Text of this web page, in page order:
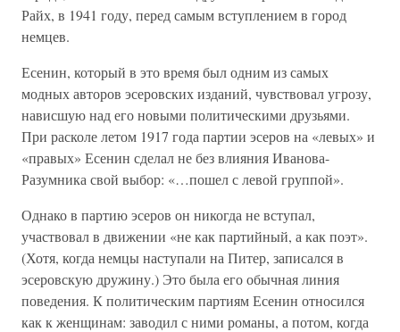
Райх, в 1941 году, перед самым вступлением в город
немцев.
Есенин, который в это время был одним из самых
модных авторов эсеровских изданий, чувствовал угрозу,
нависшую над его новыми политическими друзьями.
При расколе летом 1917 года партии эсеров на «левых» и
«правых» Есенин сделал не без влияния Иванова-
Разумника свой выбор: «…пошел с левой группой».
Однако в партию эсеров он никогда не вступал,
участвовал в движении «не как партийный, а как поэт».
(Хотя, когда немцы наступали на Питер, записался в
эсеровскую дружину.) Это была его обычная линия
поведения. К политическим партиям Есенин относился
как к женщинам: заводил с ними романы, а потом, когда